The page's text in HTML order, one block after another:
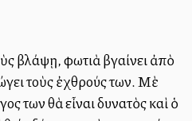
βλάψῃ, φωτιὰ βγαίνει ἀπὸ
τοὺς ἐχθρούς των. Μὲ
των θὰ εἶναι δυνατὸς καὶ ὁ